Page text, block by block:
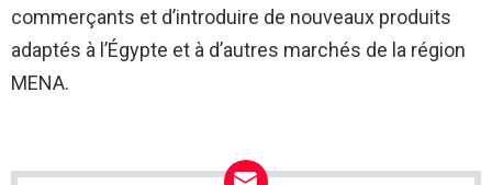
commerçants et d’introduire de nouveaux produits
adaptés à l’Égypte et à d’autres marchés de la région
MENA.